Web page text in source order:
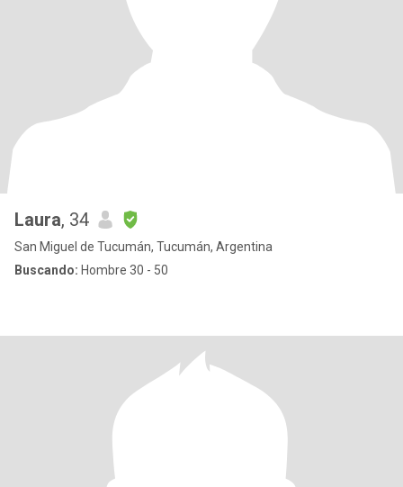
Laura, 34
San Miguel de Tucumán, Tucumán, Argentina
Buscando: Hombre 30 - 50